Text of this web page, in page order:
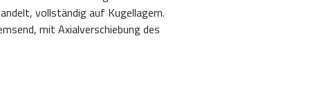
vollständig auf Kugellagern.
mit Axialverschiebung des